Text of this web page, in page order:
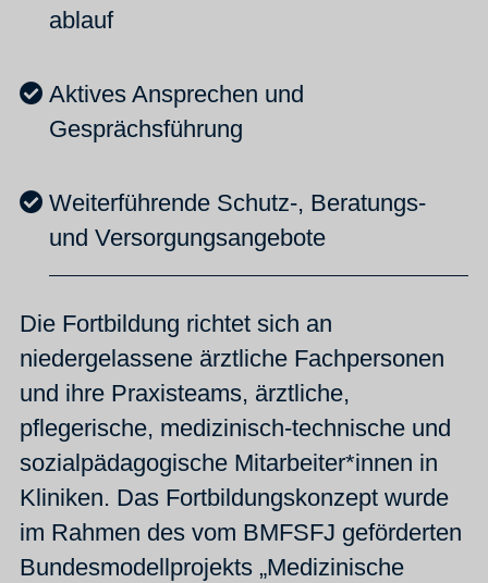
ablauf
Aktives Ansprechen und
Gesprächsführung
Weiterführende Schutz-, Beratungs-
und Versorgungsangebote
Die Fortbildung richtet sich an
niedergelassene ärztliche Fachpersonen
und ihre Praxisteams, ärztliche,
pflegerische, medizinisch-technische und
sozialpädagogische Mitarbeiter*innen in
Kliniken. Das Fortbildungskonzept wurde
im Rahmen des vom BMFSFJ geförderten
Bundesmodellprojekts „Medizinische